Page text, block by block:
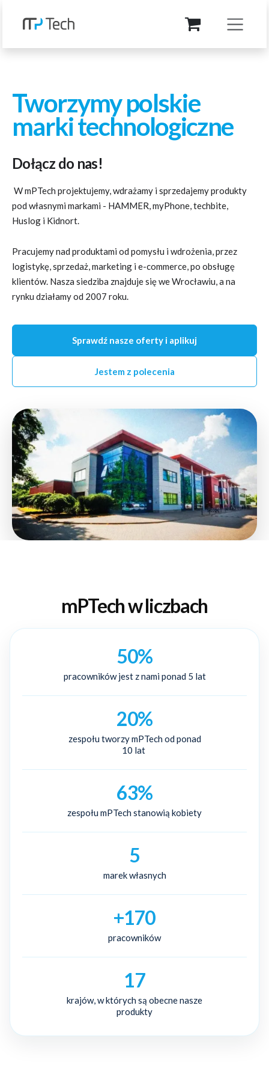
Tworzymy polskie
marki technologiczne
Dołącz do nas!
W mPTech projektujemy, wdrażamy i sprzedajemy produkty
pod własnymi markami - HAMMER, myPhone, techbite,
Huslog i Kidnort.
Pracujemy nad produktami od pomysłu i wdrożenia, przez
logistykę, sprzedaż, marketing i e-commerce, po obsługę
klientów. Nasza siedziba znajduje się we Wrocławiu, a na
rynku działamy od 2007 roku.
Sprawdź nasze oferty i aplikuj
Jestem z polecenia
mPTech w liczbach
50%
pracowników jest z nami ponad 5 lat
20%
zespołu tworzy mPTech od ponad
10 lat
63%
zespołu mPTech stanowią kobiety
5
marek własnych
+170
pracowników
17
krajów, w których są obecne nasze
produkty